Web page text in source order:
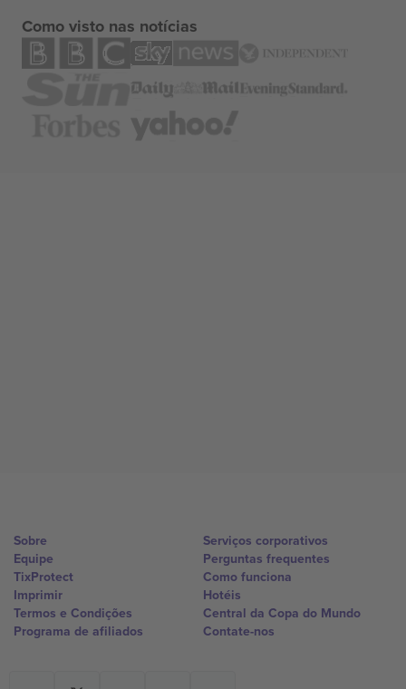
Como visto nas notícias
Sobre
Equipe
TixProtect
Imprimir
Termos e Condições
Programa de afiliados
Serviços corporativos
Perguntas frequentes
Como funciona
Hotéis
Central da Copa do Mundo
Contate-nos